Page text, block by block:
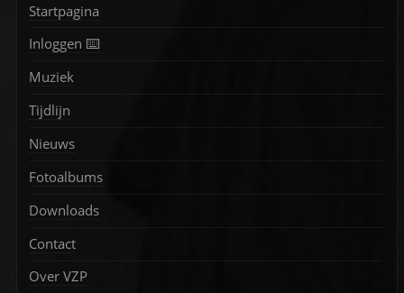
Startpagina
Inloggen ⌨️
Muziek
Tijdlijn
Nieuws
Fotoalbums
Downloads
Contact
Over VZP